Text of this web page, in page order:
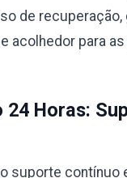
de recuperação,
acolhedor para
Horas:
suporte contínuo